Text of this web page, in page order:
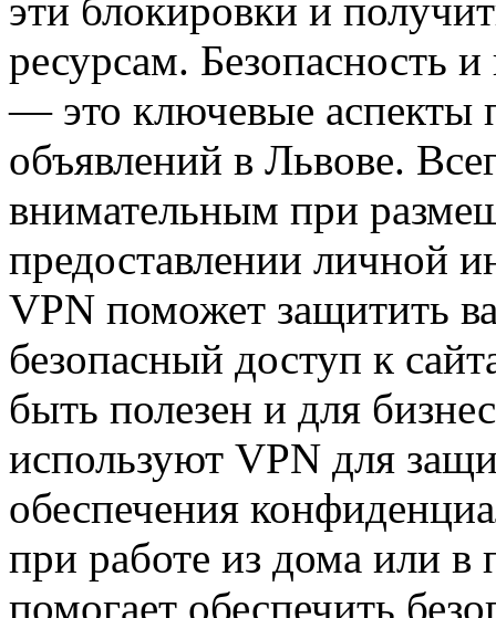
эти блокировки и
ресурсам. Безопасность
— это ключевые аспекты
объявлений в Львове.
внимательным при
предоставлении личной
VPN поможет защитить
безопасный доступ к
быть полезен и для
используют VPN для
обеспечения
при работе из дома или в
помогает обеспечить